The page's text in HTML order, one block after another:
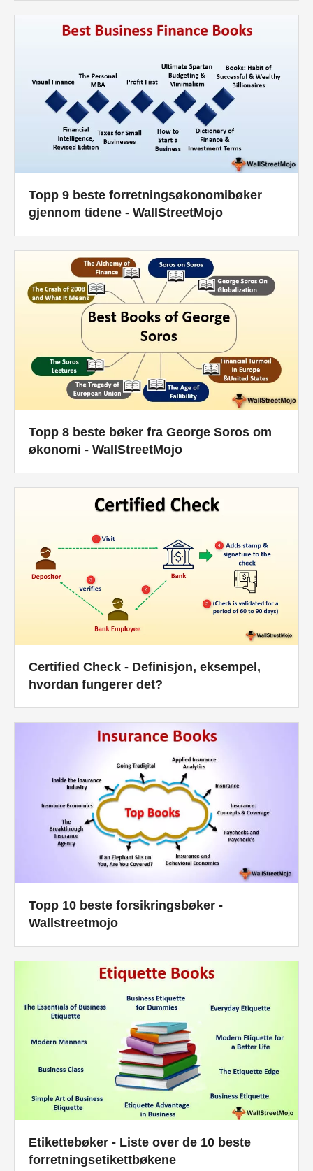
Risikostyringsveiledninger
Topp 9 beste forretningsøkonomibøker
gjennom tidene - WallStreetMojo
Topp 8 beste bøker fra George Soros om
økonomi - WallStreetMojo
Certified Check - Definisjon, eksempel,
hvordan fungerer det?
Topp 10 beste forsikringsbøker -
Wallstreetmojo
Etikettebøker - Liste over de 10 beste
forretningsetikettbøkene